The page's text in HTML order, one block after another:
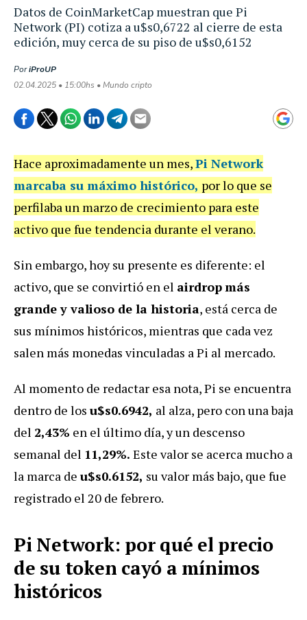
Datos de CoinMarketCap muestran que Pi
Network (PI) cotiza a u$s0,6722 al cierre de esta
edición, muy cerca de su piso de u$s0,6152
PoriProUP
02.04.2025 • 15:00hs • Mundo cripto
Hace aproximadamente un mes,Pi Network
marcaba su máximo histórico, por lo que se
perfilaba un marzo de crecimiento para este
activo que fue tendencia durante el verano.
Sin embargo, hoy su presente es diferente: el
activo, que se convirtió en el airdropmás
grande y valioso de la historia, está cerca de
sus mínimos históricos, mientras que cada vez
salen más monedas vinculadas a Pi al mercado.
Al momento de redactar esa nota, Pi se encuentra
dentro de los u$s0.6942, al alza, pero con una baja
del 2,43% en el último día, y un descenso
semanal del 11,29%. Este valor se acerca mucho a
la marca de u$s0.6152, su valor más bajo, que fue
registrado el 20 de febrero.
Pi Network: por qué el precio
de su token cayó a mínimos
históricos